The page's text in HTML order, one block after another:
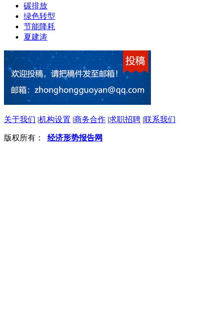
碳排放
绿色转型
节能降耗
夏建涛
关于我们 |机构设置 |商务合作 |求职招聘 |联系我们
版权所有： 经济形势报告网